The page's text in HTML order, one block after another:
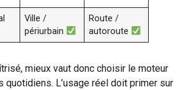
Ville /
périurbain
Route /
autoroute
mieux vaut donc choisir le moteur
quotidiens. L’usage réel doit primer sur